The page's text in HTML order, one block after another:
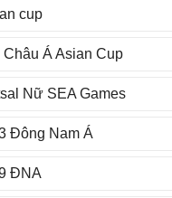
cup
Á Asian Cup
Nữ SEA Games
Đông Nam Á
ĐNA